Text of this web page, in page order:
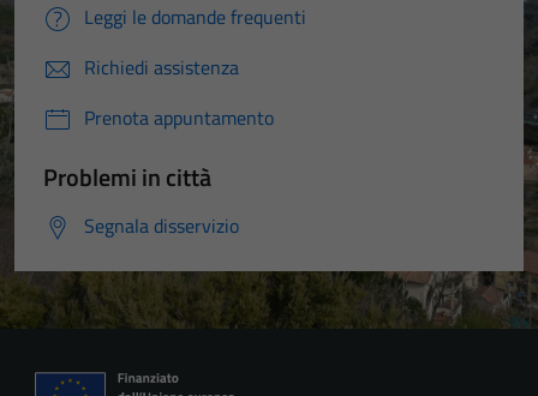
Leggi le domande frequenti
Richiedi assistenza
Prenota appuntamento
Problemi in città
Segnala disservizio